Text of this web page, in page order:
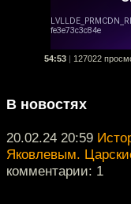
54:53 127022
В новостях
20.02.24 20:59
Яковлевым.
комментарии: 1